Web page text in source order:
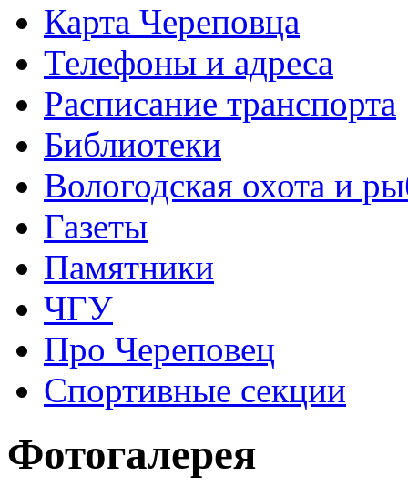
Карта Череповца
Телефоны и адреса
Расписание транспорта
Библиотеки
Вологодская охота и
Газеты
Памятники
ЧГУ
Про Череповец
Спортивные секции
Фотогалерея